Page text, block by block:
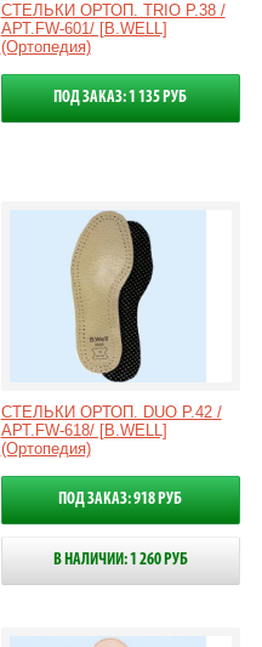
СТЕЛЬКИ ОРТОП. TRIO Р.38 /
АРТ.FW-601/ [B.WELL]
(Ортопедия)
ПОД ЗАКАЗ: 1 135 РУБ
СТЕЛЬКИ ОРТОП. DUO Р.42 /
АРТ.FW-618/ [B.WELL]
(Ортопедия)
ПОД ЗАКАЗ: 918 РУБ
В НАЛИЧИИ: 1 260 РУБ